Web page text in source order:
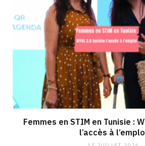
Femmes en STIM en Tunisie :
l’accès à